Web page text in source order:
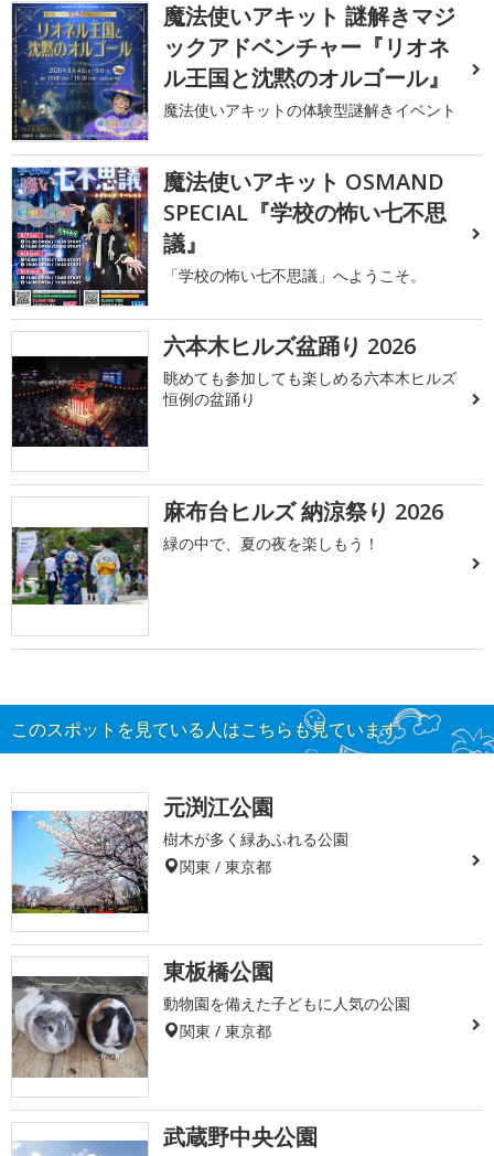
魔法使いアキット 謎解きマジ
ックアドベンチャー『リオネ
ル王国と沈黙のオルゴール』
魔法使いアキットの体験型謎解きイベント
魔法使いアキット OSMAND
SPECIAL『学校の怖い七不思
議』
「学校の怖い七不思議」へようこそ。
六本木ヒルズ盆踊り 2026
眺めても参加しても楽しめる六本木ヒルズ
恒例の盆踊り
麻布台ヒルズ 納涼祭り 2026
緑の中で、夏の夜を楽しもう！
このスポットを見ている人はこちらも見ています
元渕江公園
樹木が多く緑あふれる公園
関東 / 東京都
東板橋公園
動物園を備えた子どもに人気の公園
関東 / 東京都
武蔵野中央公園